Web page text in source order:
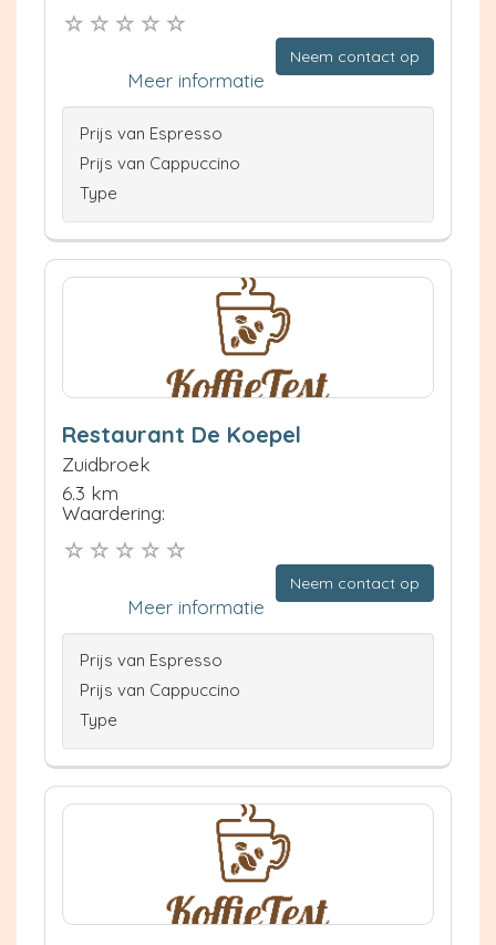
Neem contact op
Meer informatie
Prijs van Espresso
Prijs van Cappuccino
Type
Restaurant De Koepel
Zuidbroek
6.3 km
Waardering:
Neem contact op
Meer informatie
Prijs van Espresso
Prijs van Cappuccino
Type